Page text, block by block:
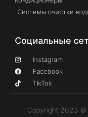
Системы очистки
Социальные
Instagram
Facebook
TikTok
Copyright 2023 ©